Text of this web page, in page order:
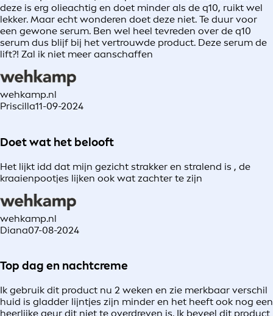
deze is erg olieachtig en doet minder als de q10, ruikt wel
lekker. Maar echt wonderen doet deze niet. Te duur voor
een gewone serum. Ben wel heel tevreden over de q10
serum dus blijf bij het vertrouwde product. Deze serum de
lift?! Zal ik niet meer aanschaffen
wehkamp.nl
Priscilla11-09-2024
Doet wat het belooft
Het lijkt idd dat mijn gezicht strakker en stralend is , de
kraaienpootjes lijken ook wat zachter te zijn
wehkamp.nl
Diana07-08-2024
Top dag en nachtcreme
Ik gebruik dit product nu 2 weken en zie merkbaar verschil
huid is gladder lijntjes zijn minder en het heeft ook nog een
heerlijke geur dit niet te overdreven is. Ik beveel dit product